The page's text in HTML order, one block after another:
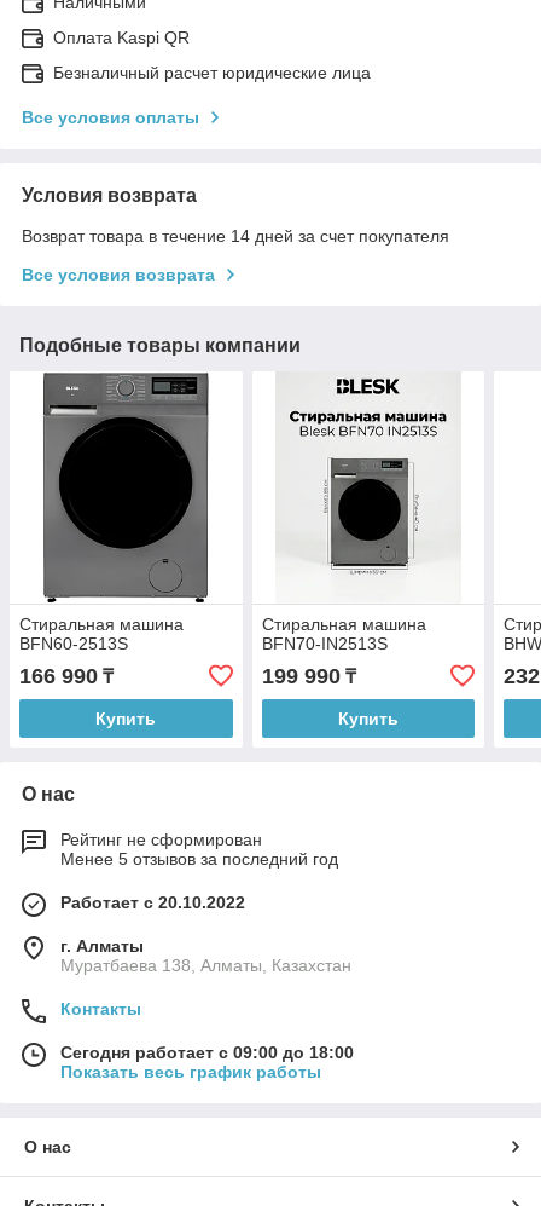
Оплата Kaspi QR
Безналичный расчет юридические лица
Все условия оплаты
Условия возврата
Возврат товара в течение 14 дней за счет покупателя
Все условия возврата
Подобные товары компании
Стиральная машина
BFN60-2513S
166 990 ₸
Купить
Стиральная машина
BFN70-IN2513S
199 990₸
Купить
О нас
Рейтинг не сформирован
Менее 5 отзывов за последний год
Работает с 20.10.2022
г. Алматы
Муратбаева 138, Алматы, Казахстан
Контакты
Сегодня работает с 09:00 до 18:00
Показать весь график работы
О нас